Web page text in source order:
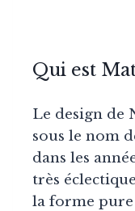
Qui est
Le design de
sous le nom
dans les
très
la forme pure